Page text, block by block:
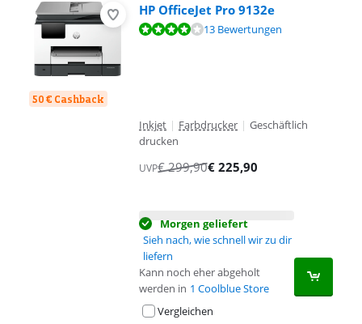
50 € Cashback
HP OfficeJet Pro 9132e
Bewertet mit 8,2 von 10, basierend auf 13 Bewertungen.
13 Bewertungen
Inkjet | Farbdrucker | Geschäftlich
drucken
UVP€299,90€ 225,90
Morgen geliefert
Sieh nach, wie schnell wir zu dir
liefern
Kann noch eher abgeholt
werden in 1 Coolblue Store
Vergleichen